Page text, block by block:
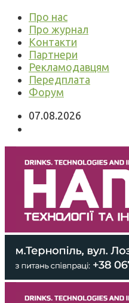
Про нас
Про журнал
Контакти
Партнери
Рекламодавцям
Передплата
Форум
07.08.2026